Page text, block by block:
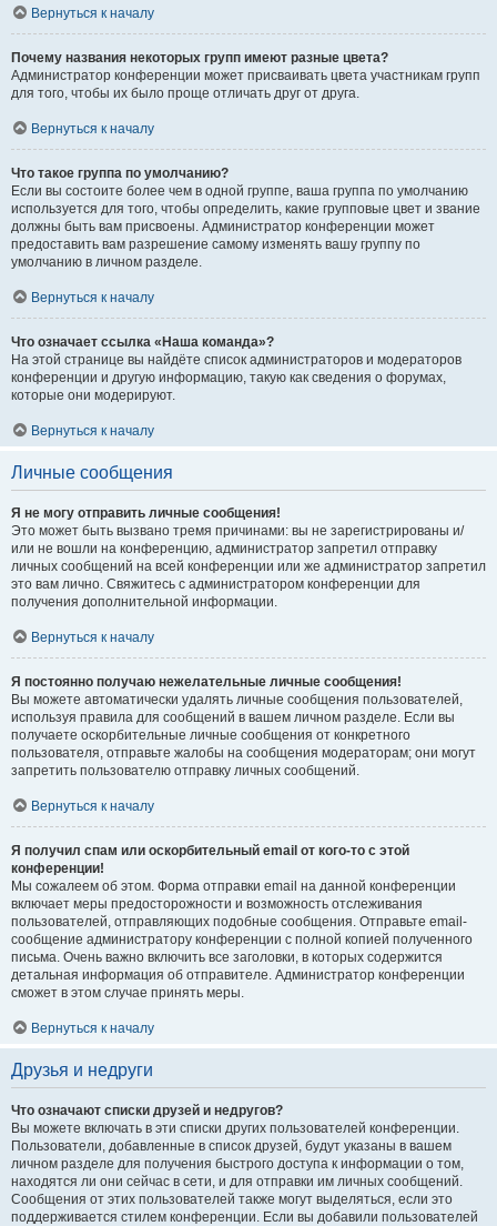
Вернуться к началу
Почему названия некоторых групп имеют разные цвета?
Администратор конференции может присваивать цвета участникам групп
для того, чтобы их было проще отличать друг от друга.
Вернуться к началу
Что такое группа по умолчанию?
Если вы состоите более чем в одной группе, ваша группа по умолчанию
используется для того, чтобы определить, какие групповые цвет и звание
должны быть вам присвоены. Администратор конференции может
предоставить вам разрешение самому изменять вашу группу по
умолчанию в личном разделе.
Вернуться к началу
Что означает ссылка «Наша команда»?
На этой странице вы найдёте список администраторов и модераторов
конференции и другую информацию, такую как сведения о форумах,
которые они модерируют.
Вернуться к началу
Личные сообщения
Я не могу отправить личные сообщения!
Это может быть вызвано тремя причинами: вы не зарегистрированы и/
или не вошли на конференцию, администратор запретил отправку
личных сообщений на всей конференции или же администратор запретил
это вам лично. Свяжитесь с администратором конференции для
получения дополнительной информации.
Вернуться к началу
Я постоянно получаю нежелательные личные сообщения!
Вы можете автоматически удалять личные сообщения пользователей,
используя правила для сообщений в вашем личном разделе. Если вы
получаете оскорбительные личные сообщения от конкретного
пользователя, отправьте жалобы на сообщения модераторам; они могут
запретить пользователю отправку личных сообщений.
Вернуться к началу
Я получил спам или оскорбительный email от кого-то с этой
конференции!
Мы сожалеем об этом. Форма отправки email на данной конференции
включает меры предосторожности и возможность отслеживания
пользователей, отправляющих подобные сообщения. Отправьте email-
сообщение администратору конференции с полной копией полученного
письма. Очень важно включить все заголовки, в которых содержится
детальная информация об отправителе. Администратор конференции
сможет в этом случае принять меры.
Вернуться к началу
Друзья и недруги
Что означают списки друзей и недругов?
Вы можете включать в эти списки других пользователей конференции.
Пользователи, добавленные в список друзей, будут указаны в вашем
личном разделе для получения быстрого доступа к информации о том,
находятся ли они сейчас в сети, и для отправки им личных сообщений.
Сообщения от этих пользователей также могут выделяться, если это
поддерживается стилем конференции. Если вы добавили пользователей